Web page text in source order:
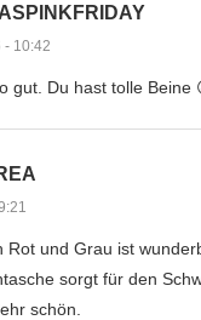
- 10:42
gut. Du hast tolle Beine
Rot und Grau ist
sorgt für den
schön.